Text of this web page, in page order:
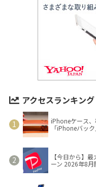
アクセスランキング
iPhoneケース
「iPhoneバッ
【今日から】
ーン 2026年8月